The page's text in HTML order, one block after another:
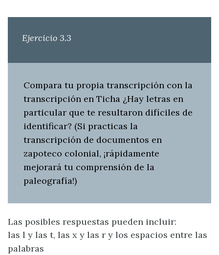
Ejercicio 3.3
Compara tu propia transcripción con la
transcripción en Ticha ¿Hay letras en
particular que te resultaron difíciles de
identificar? (Si practicas la
transcripción de documentos en
zapoteco colonial, ¡rápidamente
mejorará tu comprensión de la
paleografía!)
Las posibles respuestas pueden incluir:
las l y las t, las x y las r y los espacios entre las
palabras